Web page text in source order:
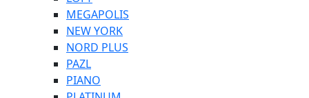
MEGAPOLIS
NEW YORK
NORD PLUS
PAZL
PIANO